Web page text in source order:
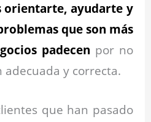
orientarte, ayudarte y
que son más
padecen por no
y correcta.
que han pasado